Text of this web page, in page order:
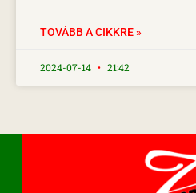
TOVÁBB A CIKKRE »
2024-07-14 21:42